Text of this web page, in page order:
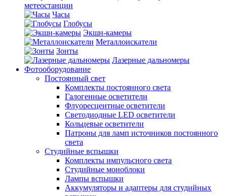
метеостанции
Часы
Глобусы
Экшн-камеры
Металлоискатели
Зонты
Лазерные дальномеры
Фотооборудование
Постоянный свет
Комплекты постоянного света
Галогенные осветители
Флуоресцентные осветители
Светодиодные LED осветители
Кольцевые осветители
Патроны для ламп источников постоянного
света
Студийные вспышки
Комплекты импульсного света
Студийные моноблоки
Лампы вспышки
Аккумуляторы и адаптеры для студийных